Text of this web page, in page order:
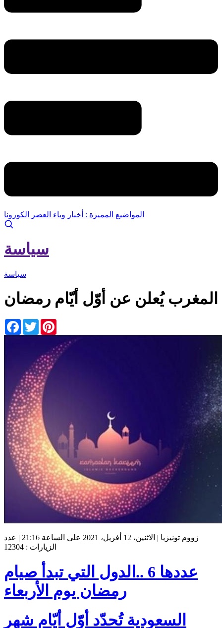
المواضيع المميزة : أخبار وباء العصر الكورونا
سياسة
سياسة
المغرب يُعلن عن أوّل أيّام رمضان
Facebook
Twitter
زووم تونيزيا | الاثنين، 12 أفريل، 2021 على الساعة 21:16 | عدد
الزيارات : 12304
عددها 6 ..الدول التي تبدأ صيام
رمضان يوم الأربعاء
السعودية تُحدّد أوّل أيّام شهر